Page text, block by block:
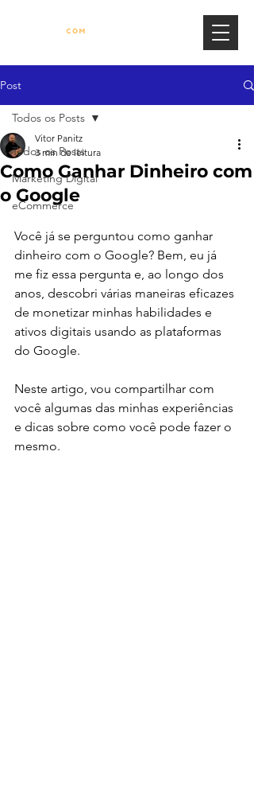
Post
Todos os Posts
Marketing Digital
eCommerce
Todos os Posts
Como Ganhar Dinheiro com
o Google
Vitor Panitz
3 min de leitura
Você já se perguntou como ganhar
dinheiro com o Google? Bem, eu já
me fiz essa pergunta e, ao longo dos
anos, descobri várias maneiras eficazes
de monetizar minhas habilidades e
ativos digitais usando as plataformas
do Google.
Neste artigo, vou compartilhar com
você algumas das minhas experiências
e dicas sobre como você pode fazer o
mesmo.